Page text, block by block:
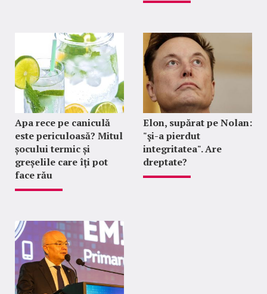
Apa rece pe caniculă
este periculoasă? Mitul
șocului termic și
greșelile care îți pot
face rău
Elon, supărat pe Nolan:
"şi-a pierdut
integritatea". Are
dreptate?